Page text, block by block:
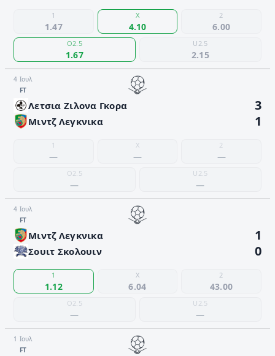
1
1.47
X
4.10
2
6.00
O2.5
1.67
U2.5
2.15
4 Ιουλ
FΤ
Λετσια Ζιλονα Γκορα 3
Μιντζ Λεγκνικα 1
1
—
X
—
2
—
O2.5
—
U2.5
—
4 Ιουλ
FΤ
Μιντζ Λεγκνικα 1
Σουιτ Σκολουιν 0
1
1.12
X
6.04
2
43.00
O2.5
—
U2.5
—
1 Ιουλ
FΤ